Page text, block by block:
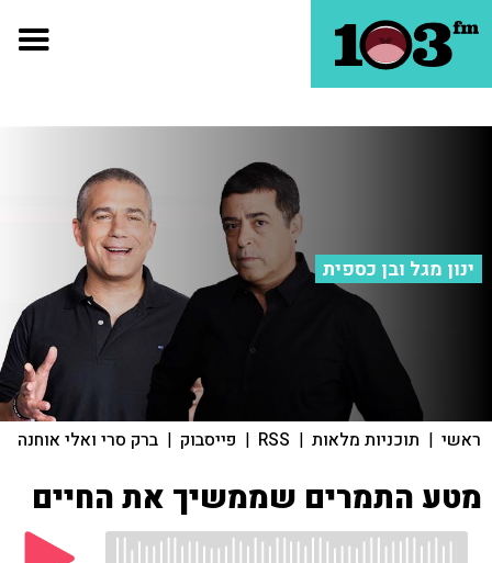
ינון מגל ובן כספית
ראשי | תוכניות מלאות |
RSS
| פייסבוק | ברק סרי ואלי אוחנה
מטע התמרים שממשיך את החיים